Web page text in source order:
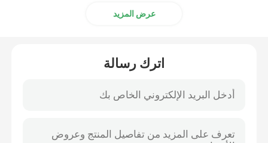
عرض المزيد
اترك رسالة